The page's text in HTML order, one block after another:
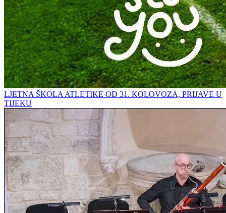
LJETNA ŠKOLA ATLETIKE OD 31. KOLOVOZA, PRIJAVE U
TIJEKU